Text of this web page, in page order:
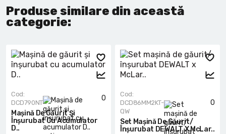
Produse similare din această
categorie:
0
Cod:
DCD790NT
Mașină De Găurit Și
Înșurubat Cu Acumulator
D..
0
Cod:
DCD86MM2KT-
QW
Set Mașină De Găurit/
Înșurubat DEWALT X McLar..